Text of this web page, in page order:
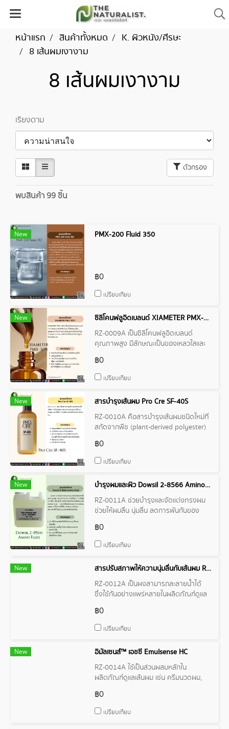
หน้าแรก สินค้าทั้งหมด
K. ผิวหนัง/ศีรษะ
8 เส้นผมเงางาม
8 เส้นผมเงางาม
เรียงตาม
ตัวกรอง
พบสินค้า 99 ชิ้น
New PMX-200 Fluid 350
฿0
เปรียบเทียบ
New
ซิลิโคนฟลูอิดเบลนด์ XIAMETER PMX-3031
RZ-0009A เป็นซิลิโคนฟลูอิดเบลนด์
คุณภาพสูง มีลักษณะเป็นของเหลวใสและ
เหมาะสำหรับใช้ในผลิตภัณฑ์ดูแลผิวและ
เส้นผม
฿0
เปรียบเทียบ
New
สารบำรุงเส้นผม Pro Cre SF-40S
RZ-0010A คือสารบำรุงเส้นผมชนิดใหม่ที่
สกัดจากพืช (plant-derived polyester)
โคนอย่างอ่อนโยน
฿0
เปรียบเทียบ
New
บำรุงผมและผิว Dowsil 2-8566 Amino Fluid
RZ-0011A ช่วยบำรุงและจัดแต่งทรงผม
ช่วยให้ผมลื่น นุ่มลื่น ลดการพันกันของ
เส้นผมจากความร้อน
฿0
เปรียบเทียบ
New
สารปรับสภาพให้ความนุ่มลื่นกับเส้นผม Resoft 400
RZ-0012A เป็นผงสามารถละลายน้ำได้
ซึ่งใช้กันอย่างแพร่หลายในผลิตภัณฑ์ดูแล
ไฟฟ้าสถิตและให้ความชุ่มชื้น
฿0
เปรียบเทียบ
New
อิมัลเซนส์™ เอชซี Emulsense HC
RZ-0014A ใช้เป็นส่วนผสมหลักใน
ผลิตภัณฑ์ดูแลเส้นผม เช่น ครีมนวดผม,
ผลิตภัณฑ์นี้ผลิตจากวัตถุดิบธรรมชาติที่
ยั่งยืน
฿0
เปรียบเทียบ